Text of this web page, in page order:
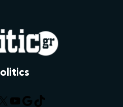
YouTube
Google
TikTok